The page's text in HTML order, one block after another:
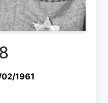
1961